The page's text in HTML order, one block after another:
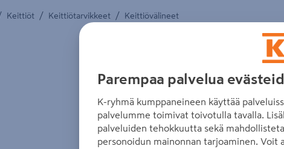
Keittiöt / Keittiötarvikkeet / Keittiövälineet
löytyy Tuotteen kuvaus -maamerkistä
Parempaa palvelua
K-ryhmä kumppaneineen käyttää
palvelumme toimivat toivotulla tavalla.
palveluiden tehokkuutta sekä
personoidun mainonnan tarjoaminen. Voit